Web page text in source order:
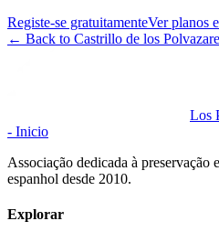
Registe-se gratuitamenteVer planos
← Back to Castrillo de los
Los
- Inicio
Associação dedicada à
espanhol desde 2010.
Explorar